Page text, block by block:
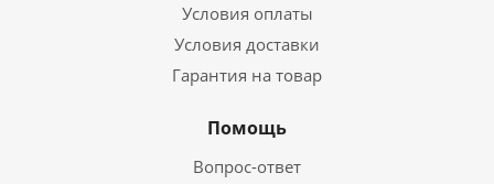
Условия оплаты
Условия доставки
Гарантия на товар
Помощь
Вопрос-ответ